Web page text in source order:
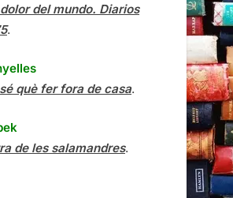
del mundo. Diarios
.
què fer fora de casa.
de les salamandres.